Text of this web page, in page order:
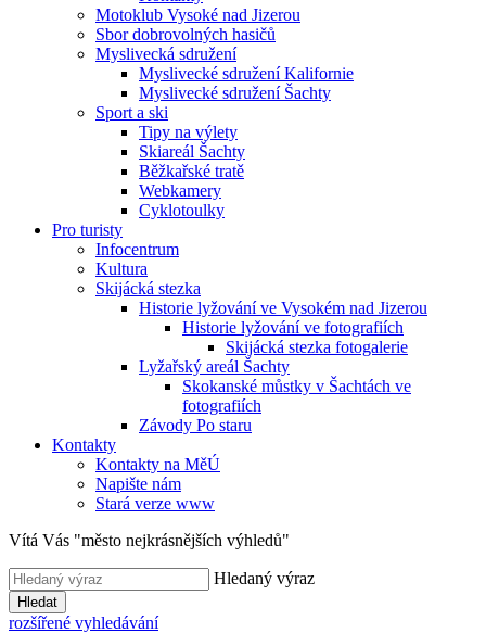
Motoklub Vysoké nad Jizerou
Sbor dobrovolných hasičů
Myslivecká sdružení
Myslivecké sdružení Kalifornie
Myslivecké sdružení Šachty
Sport a ski
Tipy na výlety
Skiareál Šachty
Běžkařské tratě
Webkamery
Cyklotoulky
Pro turisty
Infocentrum
Kultura
Skijácká stezka
Historie lyžování ve Vysokém nad Jizerou
Historie lyžování ve fotografiích
Skijácká stezka fotogalerie
Lyžařský areál Šachty
Skokanské můstky v Šachtách ve
fotografiích
Závody Po staru
Kontakty
Kontakty na MěÚ
Napište nám
Stará verze www
Vítá Vás "město nejkrásnějších výhledů"
Hledaný výraz
Hledat
rozšířené vyhledávání